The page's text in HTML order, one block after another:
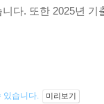
다. 또한 2025년
있습니다. 미리보기